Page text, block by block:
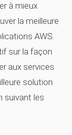
à mieux
la meilleure
AWS.
sur la façon
aux services
solution
suivant les